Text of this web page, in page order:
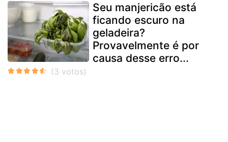
Seu manjericão está
ficando escuro na
geladeira?
Provavelmente é por
causa desse erro...